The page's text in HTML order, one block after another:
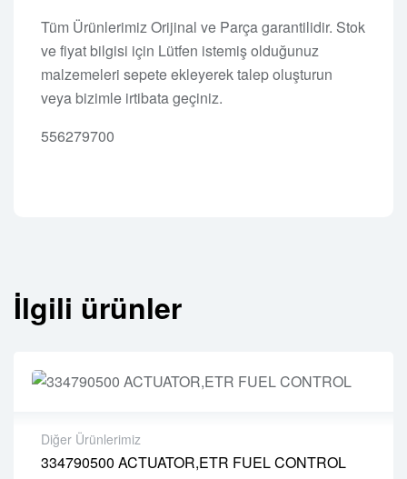
Tüm Ürünlerimiz Orijinal ve Parça garantilidir. Stok
ve fiyat bilgisi için Lütfen istemiş olduğunuz
malzemeleri sepete ekleyerek talep oluşturun
veya bizimle irtibata geçiniz.
556279700
İlgili ürünler
Diğer Ürünlerimiz
334790500 ACTUATOR,ETR FUEL CONTROL
2 years warranty